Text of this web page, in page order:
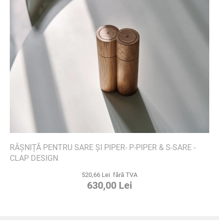
RÂȘNIȚĂ PENTRU SARE ȘI PIPER- P-PIPER & S-SARE -
CLAP DESIGN
520,66 Lei fără TVA
630,00 Lei